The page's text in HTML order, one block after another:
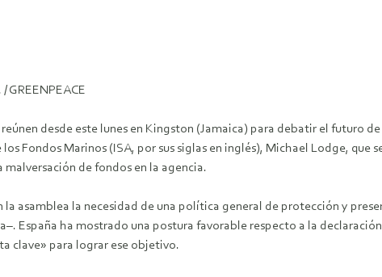
GREENPEACE
desde este lunes en Kingston (Jamaica) para debatir el futuro
Fondos Marinos (ISA, por sus siglas en inglés), Michael Lodge, que
de fondos en la agencia.
la asamblea la necesidad de una política general de protección y
España ha mostrado una postura favorable respecto a la
clave» para lograr ese objetivo.